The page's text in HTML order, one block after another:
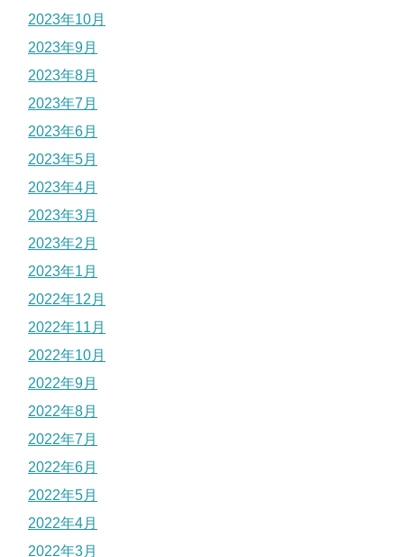
2023年10月
2023年9月
2023年8月
2023年7月
2023年6月
2023年5月
2023年4月
2023年3月
2023年2月
2023年1月
2022年12月
2022年11月
2022年10月
2022年9月
2022年8月
2022年7月
2022年6月
2022年5月
2022年4月
2022年3月